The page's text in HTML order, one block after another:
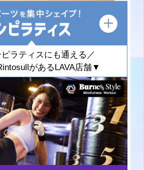
ラティスにも通える／
があるLAVA店舗▼